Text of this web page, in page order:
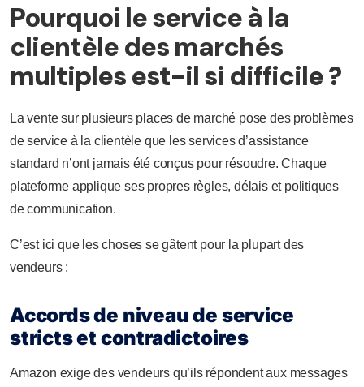
Pourquoi le service à la
clientèle des marchés
multiples est-il si difficile ?
La vente sur plusieurs places de marché pose des problèmes
de service à la clientèle que les services d’assistance
standard n’ont jamais été conçus pour résoudre. Chaque
plateforme applique ses propres règles, délais et politiques
de communication.
C’est ici que les choses se gâtent pour la plupart des
vendeurs :
Accords de niveau de service
stricts et contradictoires
Amazon exige des vendeurs qu’ils répondent aux messages